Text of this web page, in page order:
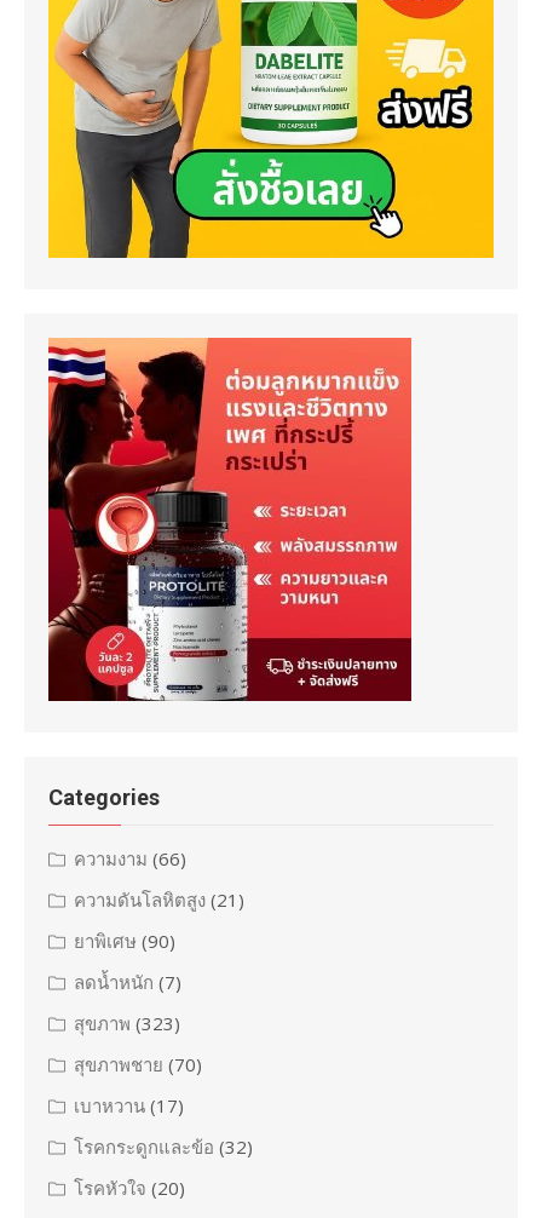
Categories
ความงาม (66)
ความดันโลหิตสูง (21)
ยาพิเศษ (90)
ลดน้ำหนัก (7)
สุขภาพ (323)
สุขภาพชาย (70)
เบาหวาน (17)
โรคกระดูกและข้อ (32)
โรคหัวใจ (20)